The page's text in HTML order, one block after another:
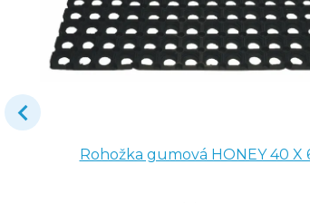
Rohožka gumová HONEY 40 X